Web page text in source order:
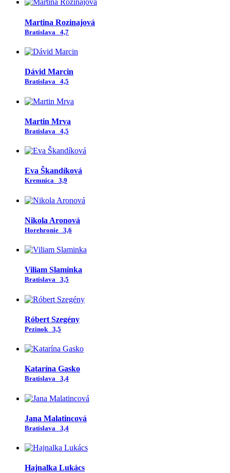
Martina Rozinajová
Bratislava 4,7
Dávid Marcin
Bratislava 4,5
Martin Mrva
Bratislava 4,5
Eva Škandíková
Kremnica 3,9
Nikola Aronová
Horehronie 3,6
Viliam Slaminka
Bratislava 3,5
Róbert Szegény
Pezinok 3,5
Katarína Gasko
Bratislava 3,4
Jana Malatincová
Bratislava 3,4
Hajnalka Lukács